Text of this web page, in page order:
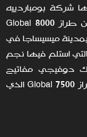
شركة بومباردييه
Bombardier حديثًا، مع تسليمها أول طائرة من طراز Global 8000
ميسيساجا في
استلم فيها نجم
دوفيجي مفاتيح
طائرته الخاصة الجديدة، في ترقية خاصة لطراز Global 7500 الذي